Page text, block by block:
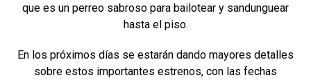
que es un perreo sabroso para bailotear y sandunguear
hasta el piso.
En los próximos días se estarán dando mayores detalles
sobre estos importantes estrenos, con las fechas